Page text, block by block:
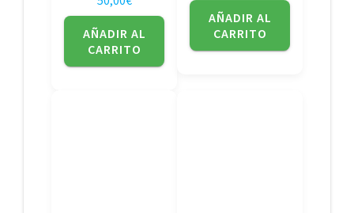
AÑADIR AL
CARRITO
AÑADIR AL
CARRITO